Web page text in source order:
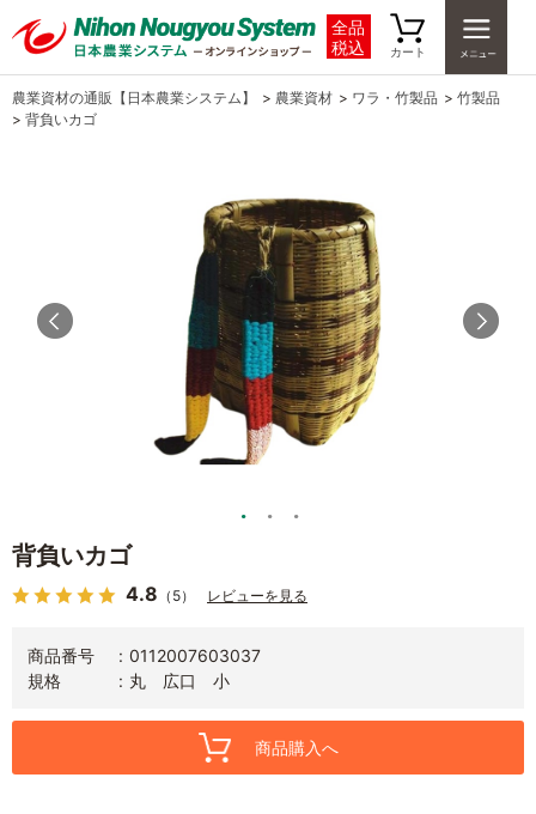
全品
税込
カート
農業資材の通販【日本農業システム】 > 農業資材 > ワラ・竹製品 > 竹製品
> 背負いカゴ
背負いカゴ
4.8 （5） レビューを見る
商品番号
0112007603037
規格
丸 広口 小
商品購入へ